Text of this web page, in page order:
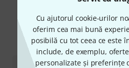
Cu ajutorul cookie-urilor
oferim cea mai bună
posibilă cu tot ceea ce este
include, de exemplu,
personalizate și preferințe
Mai mult despre